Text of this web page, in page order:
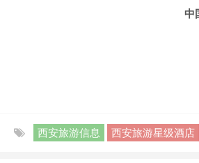
中
西安旅游信息 西安旅游星级酒店